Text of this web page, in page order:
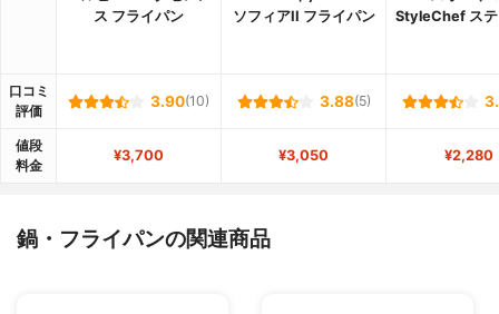
ス フライパン
ソフィアII フライパン
StyleChef ス
口コミ
評価
3.90(10) 3.88(5)
値段
料金
¥3,700 ¥3,050 ¥2,280
鍋・フライパンの関連商品